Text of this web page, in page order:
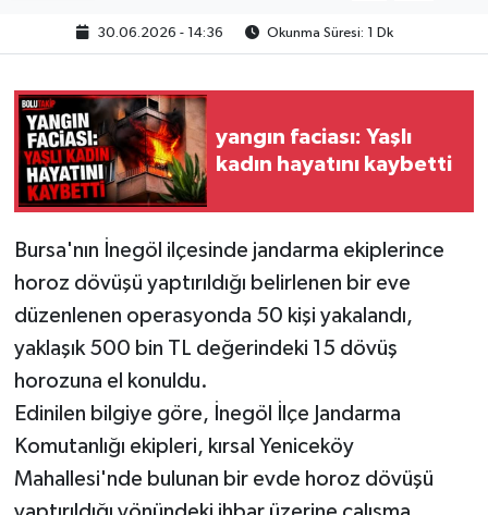
30.06.2026 - 14:36 Okunma Süresi: 1 Dk
yangın faciası: Yaşlı
kadın hayatını kaybetti
Bursa'nın İnegöl ilçesinde jandarma ekiplerince
horoz dövüşü yaptırıldığı belirlenen bir eve
düzenlenen operasyonda 50 kişi yakalandı,
yaklaşık 500 bin TL değerindeki 15 dövüş
horozuna el konuldu.
Edinilen bilgiye göre, İnegöl İlçe Jandarma
Komutanlığı ekipleri, kırsal Yeniceköy
Mahallesi'nde bulunan bir evde horoz dövüşü